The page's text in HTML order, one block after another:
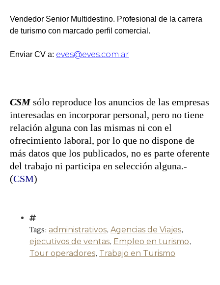
Vendedor Senior Multidestino. Profesional de la carrera
de turismo con marcado perfil comercial.
Enviar CV a: eves@eves.com.ar
CSM sólo reproduce los anuncios de las empresas
interesadas en incorporar personal, pero no tiene
relación alguna con las mismas ni con el
ofrecimiento laboral, por lo que no dispone de
más datos que los publicados, no es parte oferente
del trabajo ni participa en selección alguna.-
(CSM)
Tags: administrativos, Agencias de Viajes,
ejecutivos de ventas, Empleo en turismo,
Tour operadores, Trabajo en Turismo